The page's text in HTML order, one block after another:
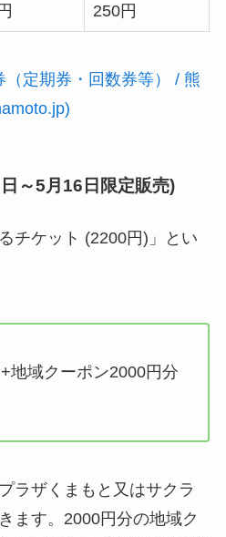
250円
（定期券・回数券等） / 熊
～5月16日限定販売)
チケット (2200円)」とい
地域クーポン2000円分
ラザくまもと又はサクラ
ます。2000円分の地域ク